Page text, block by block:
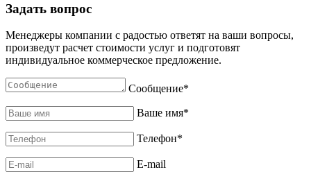
Задать вопрос
Менеджеры компании с радостью ответят на ваши вопросы,
произведут расчет стоимости услуг и подготовят
индивидуальное коммерческое предложение.
Сообщение*
Ваше имя*
Телефон*
E-mail